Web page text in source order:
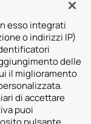
esso integrati
o indirizzi IP)
delle
il miglioramento
di accettare
puoi